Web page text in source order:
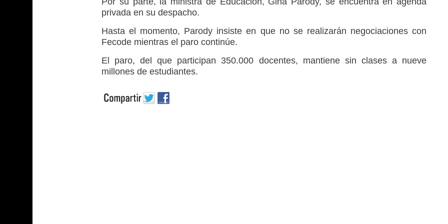
privada en su despacho.
Hasta el momento, Parody insiste en que no se realizarán negociaciones con
Fecode mientras el paro continúe.
El paro, del que participan 350.000 docentes, mantiene sin clases a nueve
millones de estudiantes.